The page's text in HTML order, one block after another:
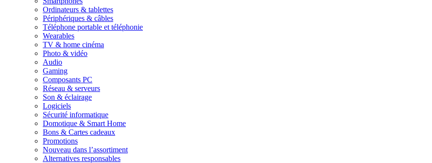
Ordinateurs & tablettes
Périphériques & câbles
Téléphone portable et téléphonie
Wearables
TV & home cinéma
Photo & vidéo
Audio
Gaming
Composants PC
Réseau & serveurs
Son & éclairage
Logiciels
Sécurité informatique
Domotique & Smart Home
Bons & Cartes cadeaux
Promotions
Nouveau dans l’assortiment
Alternatives responsables